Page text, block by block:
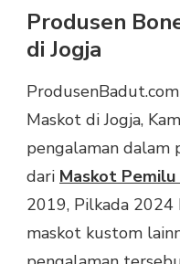
Produsen
di Jogja
Maskot di Jogja,
pengalaman dalam
dari Maskot Pemilu
2019, Pilkada
maskot kustom